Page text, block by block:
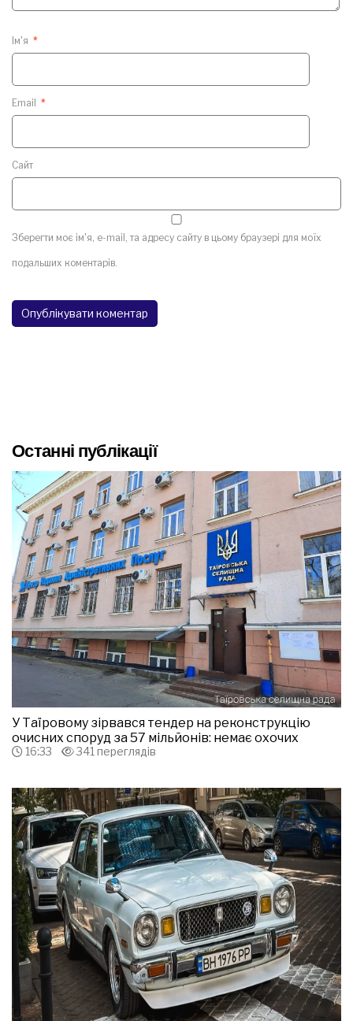
Ім'я *
Email *
Сайт
Зберегти моє ім'я, e-mail, та адресу сайту в цьому браузері для моїх
подальших коментарів.
Останні публікації
У Таїровому зірвався тендер на реконструкцію
очисних споруд за 57 мільйонів: немає охочих
16:33 341 переглядів